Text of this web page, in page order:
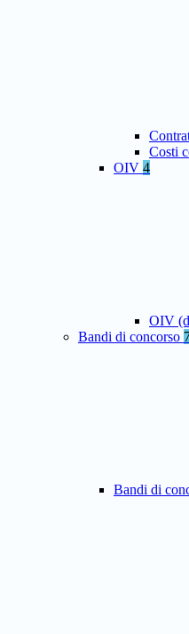
Costi
OIV 4
OIV
Bandi di concorso
Bandi di